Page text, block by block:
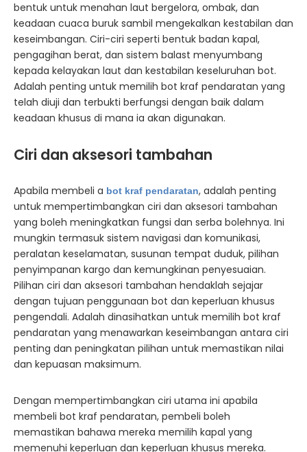
bentuk untuk menahan laut bergelora, ombak, dan
keadaan cuaca buruk sambil mengekalkan kestabilan dan
keseimbangan. Ciri-ciri seperti bentuk badan kapal,
pengagihan berat, dan sistem balast menyumbang
kepada kelayakan laut dan kestabilan keseluruhan bot.
Adalah penting untuk memilih bot kraf pendaratan yang
telah diuji dan terbukti berfungsi dengan baik dalam
keadaan khusus di mana ia akan digunakan.
Ciri dan aksesori tambahan
Apabila membeli a bot kraf pendaratan, adalah penting
untuk mempertimbangkan ciri dan aksesori tambahan
yang boleh meningkatkan fungsi dan serba bolehnya. Ini
mungkin termasuk sistem navigasi dan komunikasi,
peralatan keselamatan, susunan tempat duduk, pilihan
penyimpanan kargo dan kemungkinan penyesuaian.
Pilihan ciri dan aksesori tambahan hendaklah sejajar
dengan tujuan penggunaan bot dan keperluan khusus
pengendali. Adalah dinasihatkan untuk memilih bot kraf
pendaratan yang menawarkan keseimbangan antara ciri
penting dan peningkatan pilihan untuk memastikan nilai
dan kepuasan maksimum.
Dengan mempertimbangkan ciri utama ini apabila
membeli bot kraf pendaratan, pembeli boleh
memastikan bahawa mereka memilih kapal yang
memenuhi keperluan dan keperluan khusus mereka.